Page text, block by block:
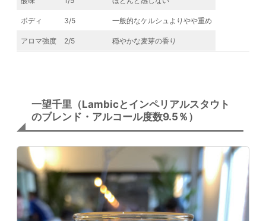
ボディ 3/5 一般的なケルシュよりやや重め
アロマ強度 2/5 穏やかな麦芽の香り
一望千里（Lambicとインペリアルスタウト
のブレンド・アルコール度数9.5％）